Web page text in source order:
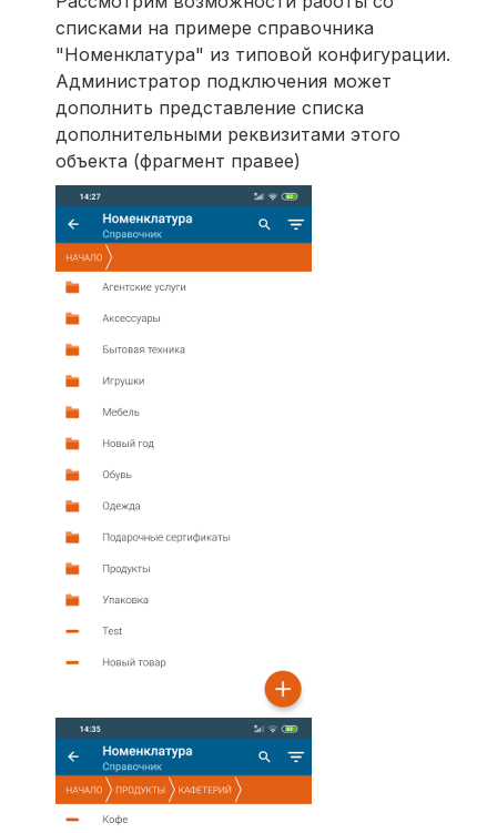
списками на примере справочника
"Номенклатура" из типовой конфигурации.
Администратор подключения может
дополнить представление списка
дополнительными реквизитами этого
объекта (фрагмент правее)